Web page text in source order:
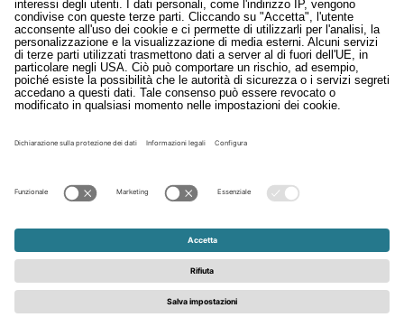
EDI
Colofon
Whistleblowing
Condizioni generali di contratto
© 2026 - Schattdecor | Tutti i diritti sono riservati